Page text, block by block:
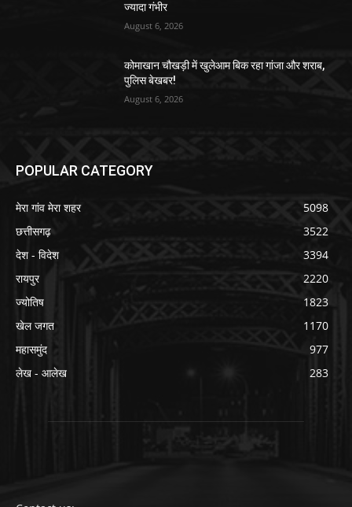
ज्यादा गंभीर
August 6, 2026
कोमाखान चौखड़ी में खुलेआम बिक रहा गांजा और शराब,
पुलिस बेखबर!
August 6, 2026
POPULAR CATEGORY
मेरा गांव मेरा शहर
5098
छत्तीसगढ़
3522
देश - विदेश
3394
रायपुर
2220
ज्योतिष
1823
खेल जगत
1170
महासमुंद
977
लेख - आलेख
283